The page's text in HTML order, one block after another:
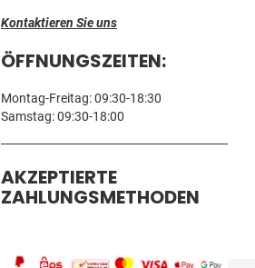
Zwinge 200mm /
Kontaktieren Sie uns
ÖFFNUNGSZEITEN:
Montag-Freitag: 09:30-18:30
Samstag: 09:30-18:00
AKZEPTIERTE
ZAHLUNGSMETHODEN